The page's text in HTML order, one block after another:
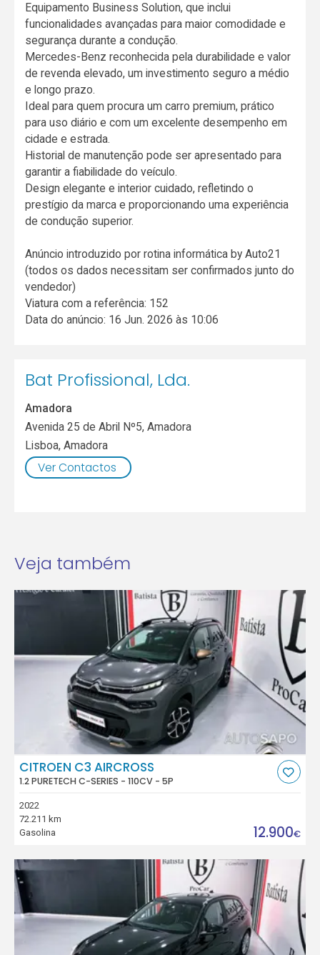
Equipamento Business Solution, que inclui
funcionalidades avançadas para maior comodidade e
segurança durante a condução.
Mercedes-Benz reconhecida pela durabilidade e valor
de revenda elevado, um investimento seguro a médio
e longo prazo.
Ideal para quem procura um carro premium, prático
para uso diário e com um excelente desempenho em
cidade e estrada.
Historial de manutenção pode ser apresentado para
garantir a fiabilidade do veículo.
Design elegante e interior cuidado, refletindo o
prestígio da marca e proporcionando uma experiência
de condução superior.
Anúncio introduzido por rotina informática by Auto21
(todos os dados necessitam ser confirmados junto do
vendedor)
Viatura com a referência: 152
Data do anúncio: 16 Jun. 2026 às 10:06
Bat Profissional, Lda.
Amadora
Avenida 25 de Abril Nº5, Amadora
Lisboa,Amadora
Ver Contactos
Veja também
CITROEN C3 AIRCROSS
1.2 PURETECH C-SERIES - 110CV - 5P
2022
72.211 km
Gasolina
12.900€